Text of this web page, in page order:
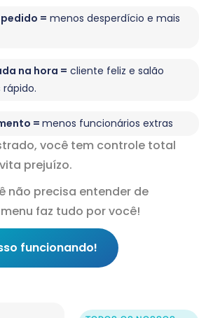
= menos desperdício e mais
na hora = cliente feliz e salão
= menos funcionários extras
você tem controle total
prejuízo.
não precisa entender de
faz tudo por você!
funcionando!